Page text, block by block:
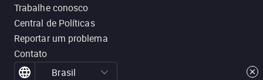
Trabalhe conosco
Central de Políticas
Reportar um problema
Contato
Brasil